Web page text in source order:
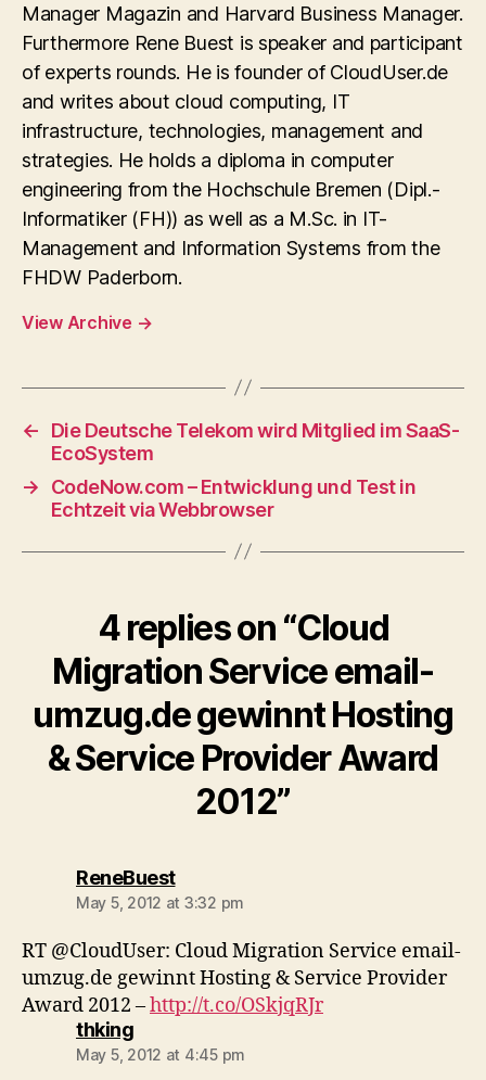
Manager Magazin and Harvard Business Manager.
Furthermore Rene Buest is speaker and participant
of experts rounds. He is founder of CloudUser.de
and writes about cloud computing, IT
infrastructure, technologies, management and
strategies. He holds a diploma in computer
engineering from the Hochschule Bremen (Dipl.-
Informatiker (FH)) as well as a M.Sc. in IT-
Management and Information Systems from the
FHDW Paderborn.
View Archive →
←
Die Deutsche Telekom wird Mitglied im SaaS-
EcoSystem
→
CodeNow.com – Entwicklung und Test in
Echtzeit via Webbrowser
4 replies on “Cloud
Migration Service email-
umzug.de gewinnt Hosting
& Service Provider Award
2012”
ReneBuestsays:
May 5, 2012 at 3:32 pm
RT @CloudUser: Cloud Migration Service email-
umzug.de gewinnt Hosting & Service Provider
Award 2012 –http://t.co/OSkjqRJr
thkingsays:
May 5, 2012 at 4:45 pm